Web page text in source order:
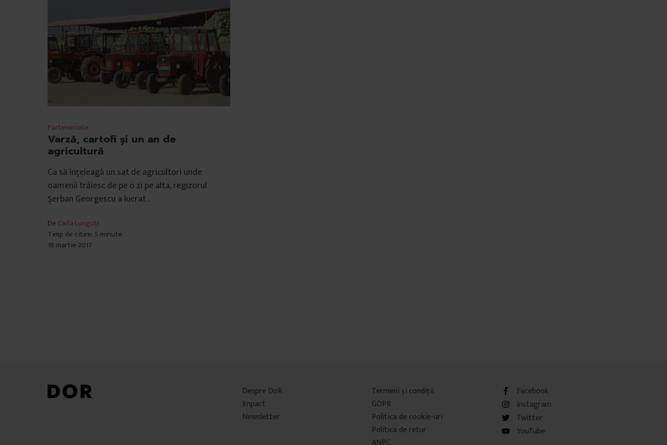
Parteneriate
Varză, cartofi și un an de
agricultură
Ca să înțeleagă un sat de agricultori unde
oamenii trăiesc de pe o zi pe alta, regizorul
Șerban Georgescu a lucrat…
De Carla Lunguți
Timp de citire: 5 minute
18 martie 2017
Despre DoR
Impact
Newsletter
Termeni şi condiţii
GDPR
Politica de cookie-uri
Politica de retur
Facebook
Instagram
Twitter
YouTube